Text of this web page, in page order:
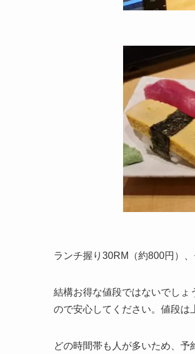
ランチ握り30RM（約800円）
結構お得な値段ではないでしょ
ので安心してください。値段は
どの時間帯も人が多いため、予